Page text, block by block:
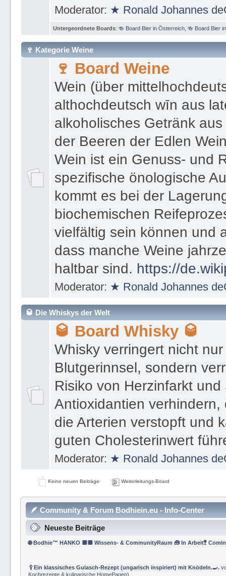
Moderator: ★ Ronald Johannes
Untergeordnete Boards: 🍻 Board Bier in Österreich, 🍻 Board Bier
🍷 Kategorie Weine
🍷 Board Weine
Wein (über
althochdeutsch wīn aus
alkoholisches Getränk
der Beeren der Edlen
Wein ist ein Genuss- und
spezifische önologische
kommt es bei der
biochemischen
vielfältig sein können und
dass manche Weine
haltbar sind. https://
Moderator: ★ Ronald Johannes
🥃 Die Whiskys der Welt
🥃 Board Whisky 🥃
Whisky verringert nicht
Blutgerinnsel, sondern
Risiko von Herzinfarkt
Antioxidantien
die Arterien verstopft und
guten Cholesterinwert
Moderator: ★ Ronald Johannes
Keine neuen Beiträge Weiterleitungs-Board
🪶 Community & Forum Bodhiein.eu - Info-Center
Neueste Beiträge
🌐 Bodhie™ HANKO 🔲🔲 Wissens- & CommunityRaum 🧰 In Arbeit🚏
🥄Ein klassisches Gulasch-Rezept (ungarisch inspiriert) mit Knödeln.🍳.
Kochrezepte & kulinarische HomePagen)